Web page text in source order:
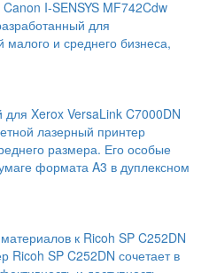
I-SENSYS MF742Cdw
для
малого и среднего бизнеса,
Xerox VersaLink C7000DN
лазерный принтер
размера. Его особые
формата A3 в дуплексном
к Ricoh SP C252DN
SP C252DN сочетает в